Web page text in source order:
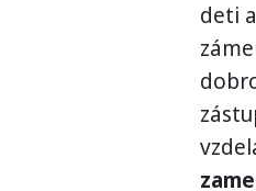
deti